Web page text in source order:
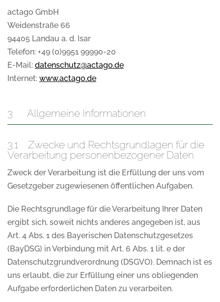
actago GmbH
Weidenstraße 66
94405 Landau a. d. Isar
Telefon: +49 (0)9951 99990-20
E-Mail: datenschutz@actago.de
Internet: www.actago.de
3 Allgemeine Informationen
3.1 Zwecke und Rechtsgrundlagen für die
Verarbeitung personenbezogener Daten
Zweck der Verarbeitung ist die Erfüllung der uns vom
Gesetzgeber zugewiesenen öffentlichen Aufgaben.
Die Rechtsgrundlage für die Verarbeitung Ihrer Daten
ergibt sich, soweit nichts anderes angegeben ist, aus
Art. 4 Abs. 1 des Bayerischen Datenschutzgesetzes
(BayDSG) in Verbindung mit Art. 6 Abs. 1 lit. e der
Datenschutzgrundverordnung (DSGVO). Demnach ist es
uns erlaubt, die zur Erfüllung einer uns obliegenden
Aufgabe erforderlichen Daten zu verarbeiten.